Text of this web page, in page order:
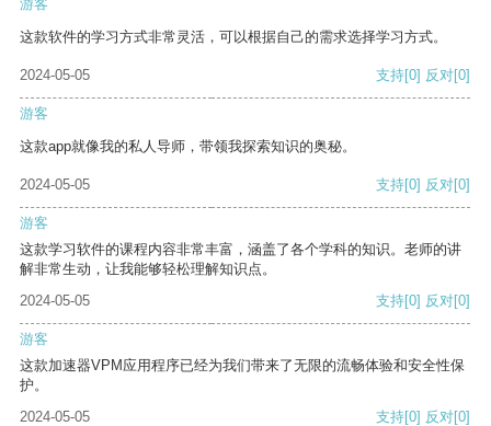
游客
这款软件的学习方式非常灵活，可以根据自己的需求选择学习方式。
2024-05-05 支持[0] 反对[0]
游客
这款app就像我的私人导师，带领我探索知识的奥秘。
2024-05-05 支持[0] 反对[0]
游客
这款学习软件的课程内容非常丰富，涵盖了各个学科的知识。老师的讲
解非常生动，让我能够轻松理解知识点。
2024-05-05
支持[0] 反对[0]
游客
这款加速器VPM应用程序已经为我们带来了无限的流畅体验和安全性保
护。
2024-05-05
支持[0] 反对[0]